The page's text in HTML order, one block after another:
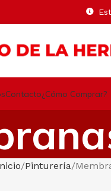
Contacto¿Cómo Comprar?
Pinturería